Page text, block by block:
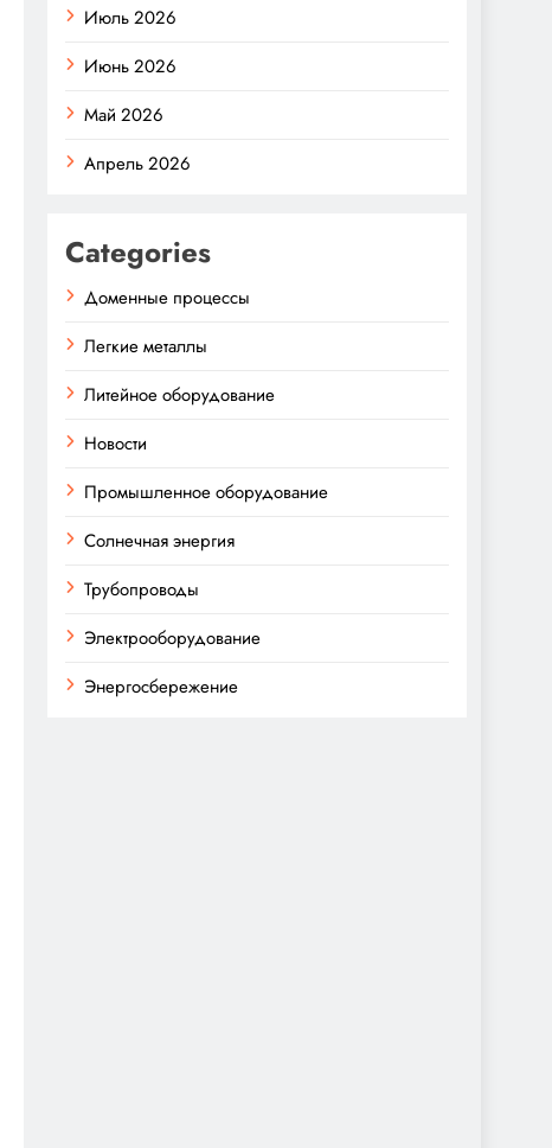
Июль 2026
Июнь 2026
Май 2026
Апрель 2026
Categories
Доменные процессы
Легкие металлы
Литейное оборудование
Новости
Промышленное оборудование
Солнечная энергия
Трубопроводы
Электрооборудование
Энергосбережение